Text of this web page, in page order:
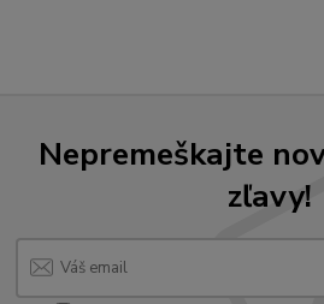
Nepremeškajte
zľavy!